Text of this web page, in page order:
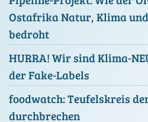
Ostafrika Natur, Klima
bedroht
HURRA! Wir sind Klima-
der Fake-Labels
foodwatch: Teufelskreis
durchbrechen